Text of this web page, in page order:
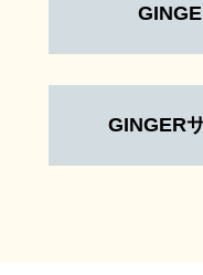
GINGER